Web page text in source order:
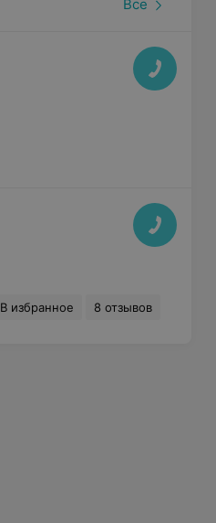
Все
В избранное 8 отзывов